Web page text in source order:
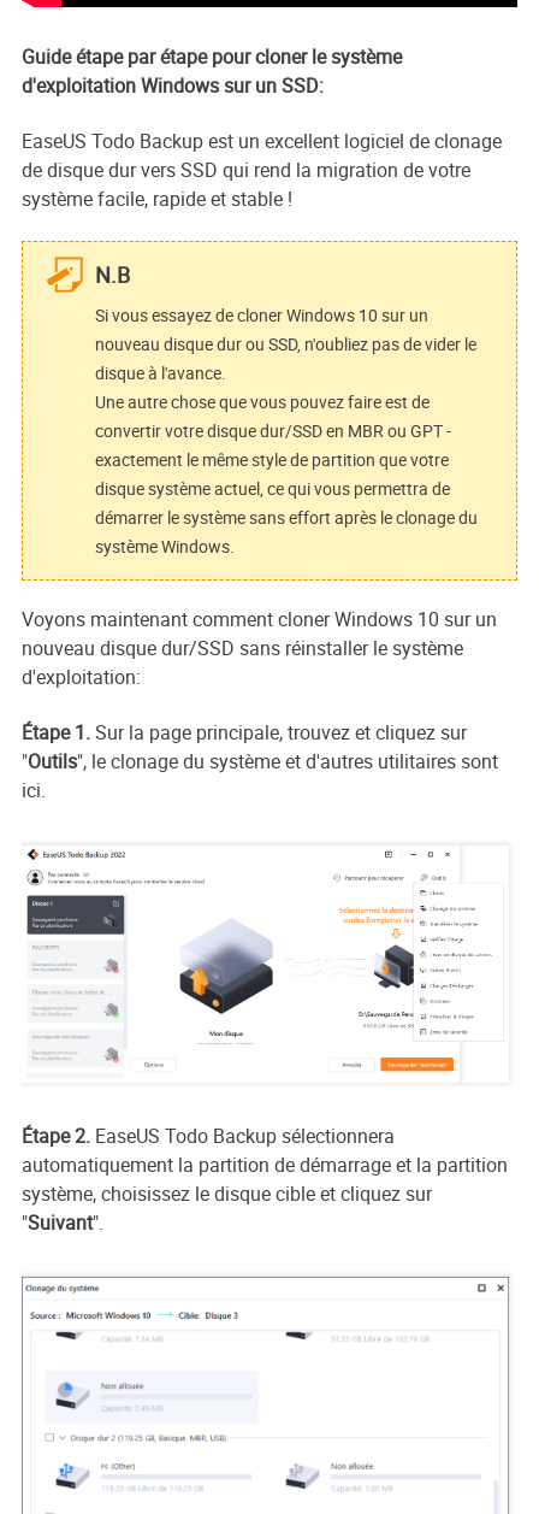
Guide étape par étape pour cloner le système
d'exploitation Windows sur un SSD:
EaseUS Todo Backup est un excellent logiciel de clonage
de disque dur vers SSD qui rend la migration de votre
système facile, rapide et stable !
N.B
Si vous essayez de cloner Windows 10 sur un
nouveau disque dur ou SSD, n'oubliez pas de vider le
disque à l'avance.
Une autre chose que vous pouvez faire est de
convertir votre disque dur/SSD en MBR ou GPT -
exactement le même style de partition que votre
disque système actuel, ce qui vous permettra de
démarrer le système sans effort après le clonage du
système Windows.
Voyons maintenant comment cloner Windows 10 sur un
nouveau disque dur/SSD sans réinstaller le système
d'exploitation:
Étape 1.Sur la page principale, trouvez et cliquez sur
"Outils", le clonage du système et d'autres utilitaires sont
ici.
Étape 2. EaseUS Todo Backup sélectionnera
automatiquement la partition de démarrage et la partition
système, choisissez le disque cible et cliquez sur
"Suivant".